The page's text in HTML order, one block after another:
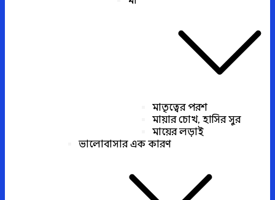
মাতৃত্বের পরশ
মায়ার চোখ, হাসির সুর
মায়ের লড়াই
ভালোবাসার এক কারণ